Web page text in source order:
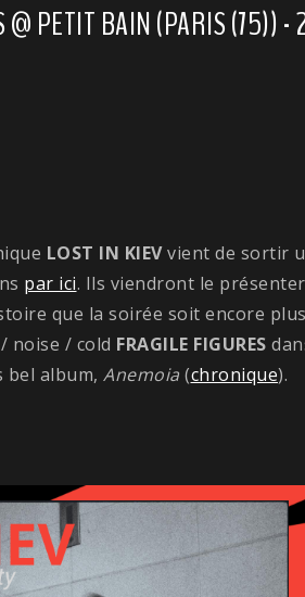
@ PETIT BAIN (PARIS (75)) -
LOST IN KIEVvient de sortir
par ici. Ils viendront le
que la soirée soit encore
noise / cold FRAGILE FIGURES
album, Anemoia (chronique).